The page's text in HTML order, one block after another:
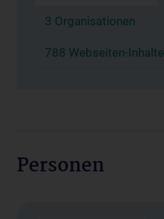
3 Organisationen
788 Webseiten-Inhalte
Personen